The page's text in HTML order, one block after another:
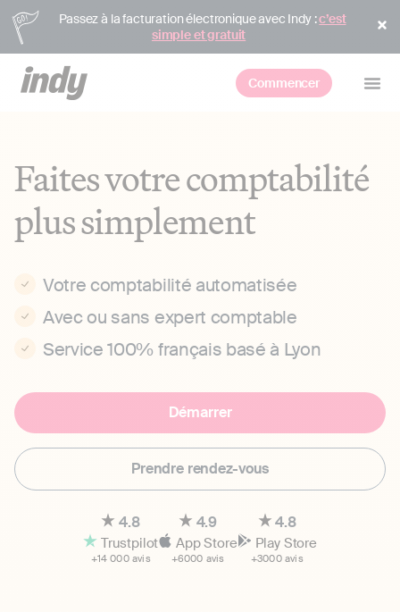
Passez à la facturation électronique avec Indy :c’est
simple et gratuit
Commencer
Faites votre comptabilité
plus simplement
Votre comptabilité automatisée
Avec ou sans expert comptable
Service 100% français basé à Lyon
Démarrer
Prendre rendez-vous
4.8
Trustpilot
+14 000 avis
4.9
App Store
+6000 avis
4.8
Play Store
+3000 avis